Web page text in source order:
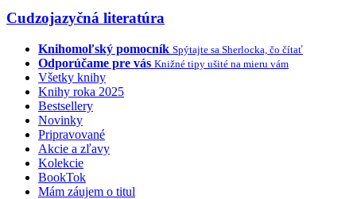
Cudzojazyčná literatúra
Knihomoľský pomocník Spýtajte sa Sherlocka, čo čítať
Odporúčame pre vás Knižné tipy ušité na mieru vám
Všetky knihy
Knihy roka 2025
Bestsellery
Novinky
Pripravované
Akcie a zľavy
Kolekcie
BookTok
Mám záujem o titul